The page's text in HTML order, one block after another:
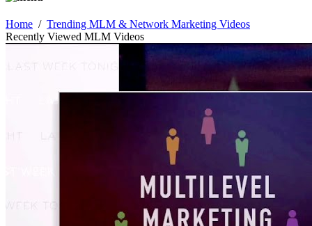
Home / Trending MLM & Network Marketing Videos
Recently Viewed MLM Videos